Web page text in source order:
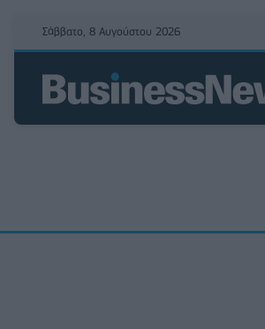
Σάββατο, 8 Αυγούστου 2026